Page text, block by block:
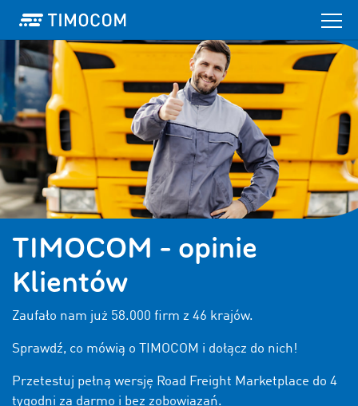
TIMOCOM - opinie
Klientów
Zaufało nam już 58.000 firm z 46 krajów.
Sprawdź, co mówią o TIMOCOM i dołącz do nich!
Przetestuj pełną wersję Road Freight Marketplace do 4
tygodni za darmo i bez zobowiązań.